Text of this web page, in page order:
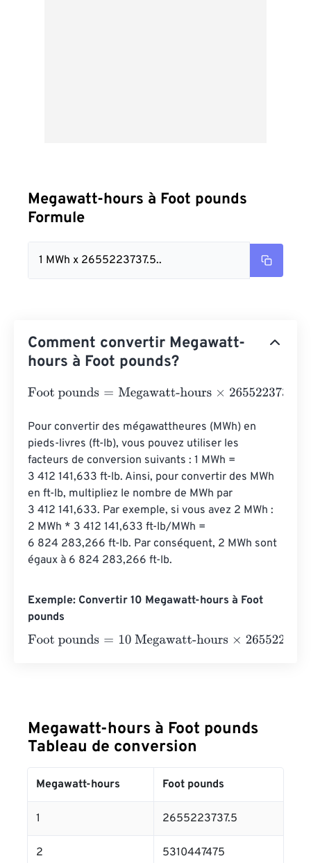
Megawatt-hours à Foot pounds
Formule
1 MWh x 2655223737.5..
Comment convertir Megawatt-
hours à Foot pounds?
Foot pounds=Megawatt-hours×2655223737.5
Pour convertir des mégawattheures (MWh) en
pieds-livres (ft-lb), vous pouvez utiliser les
facteurs de conversion suivants : 1 MWh =
3 412 141,633 ft-lb. Ainsi, pour convertir des MWh
en ft-lb, multipliez le nombre de MWh par
3 412 141,633. Par exemple, si vous avez 2 MWh :
2 MWh * 3 412 141,633 ft-lb/MWh =
6 824 283,266 ft-lb. Par conséquent, 2 MWh sont
égaux à 6 824 283,266 ft-lb.
Exemple: Convertir 10 Megawatt-hours à Foot
pounds
Foot pounds=10 Megawatt-hours×2655223737.5=
Megawatt-hours à Foot pounds
Tableau de conversion
Megawatt-hours Foot pounds
1 2655223737.5
2 5310447475